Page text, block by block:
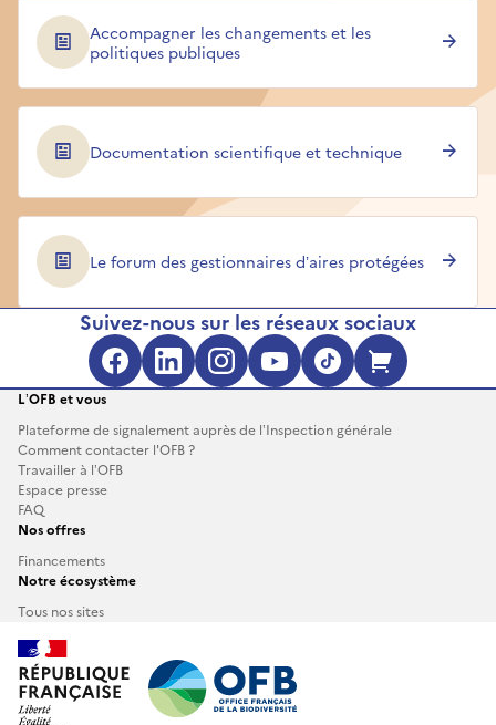
Accompagner les changements et les
politiques publiques
Documentation scientifique et technique
Le forum des gestionnaires d’aires protégées
Suivez-nous sur les réseaux sociaux
Facebook (s'ouvre dans une
LinkedIn (s'ouvre dans
Instagram (s'ouvre
YouTube
TikTok
L’OFB et vous
Plateforme de signalement auprès de l’Inspection générale
Comment contacter l'OFB ?
Travailler à l’OFB
Espace presse
FAQ
Nos offres
Financements
Notre écosystème
Tous nos sites